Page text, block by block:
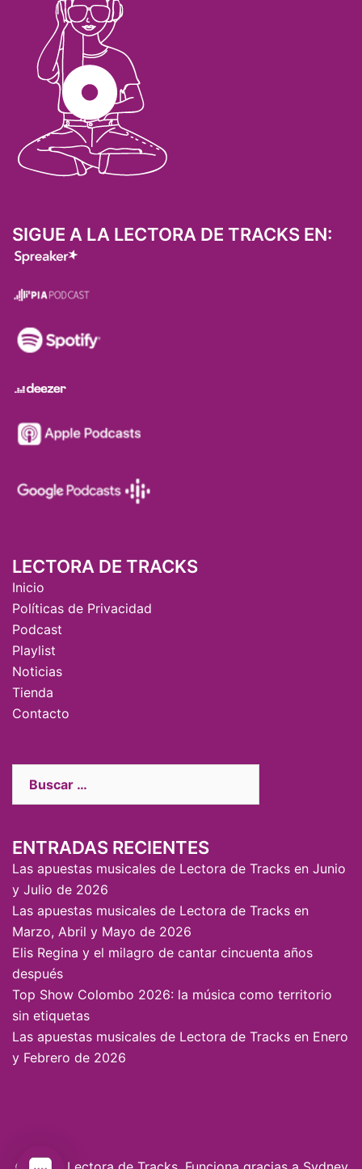
SIGUE A LA LECTORA DE TRACKS EN:
LECTORA DE TRACKS
Inicio
Políticas de Privacidad
Podcast
Playlist
Noticias
Tienda
Contacto
ENTRADAS RECIENTES
Las apuestas musicales de Lectora de Tracks en Junio
y Julio de 2026
Las apuestas musicales de Lectora de Tracks en
Marzo, Abril y Mayo de 2026
Elis Regina y el milagro de cantar cincuenta años
después
Top Show Colombo 2026: la música como territorio
sin etiquetas
Las apuestas musicales de Lectora de Tracks en Enero
y Febrero de 2026